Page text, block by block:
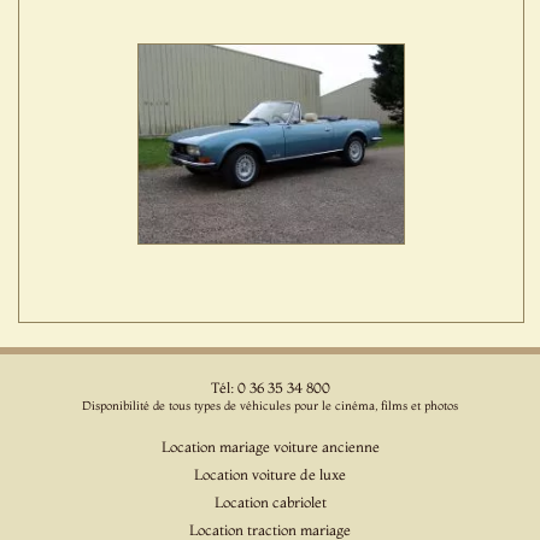
Tél: 0 36 35 34 800
Disponibilité de tous types de véhicules pour le cinéma, films et photos
Location mariage voiture ancienne
Location voiture de luxe
Location cabriolet
Location traction mariage